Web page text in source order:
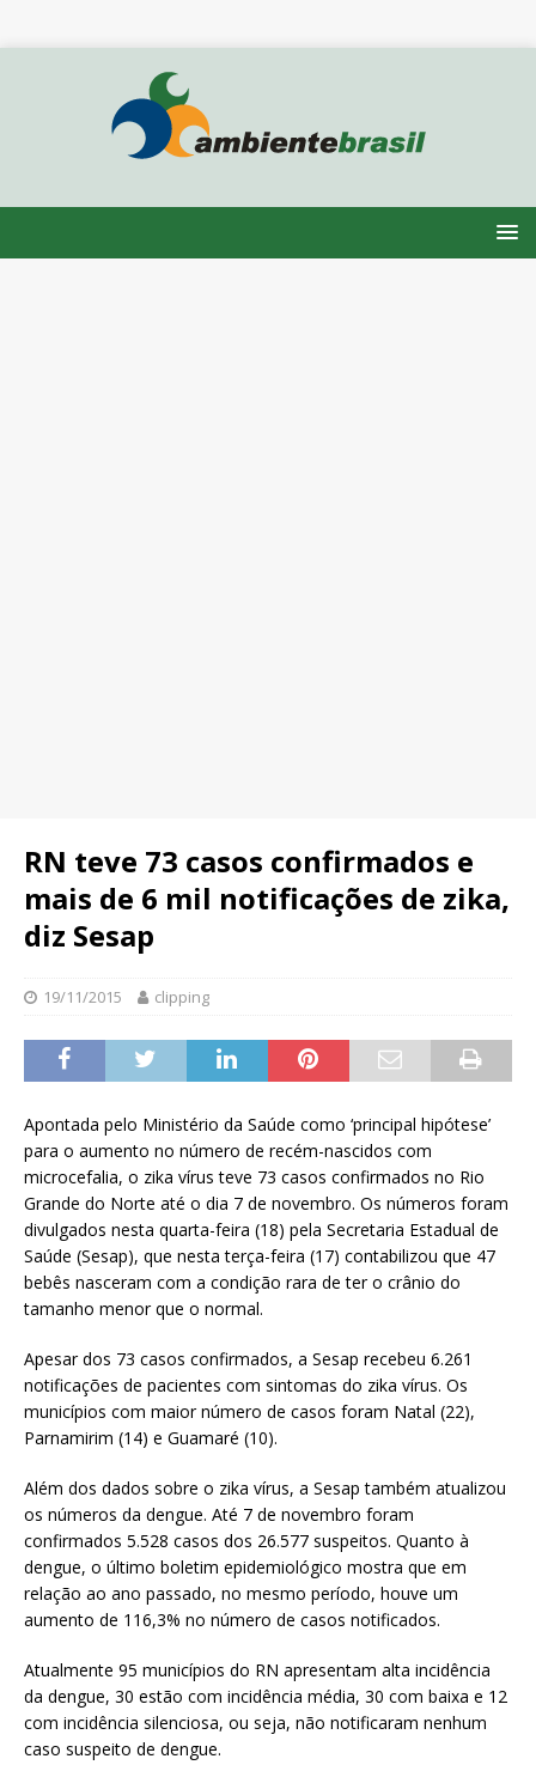
RN teve 73 casos confirmados e
mais de 6 mil notificações de zika,
diz Sesap
19/11/2015 clipping
Apontada pelo Ministério da Saúde como ‘principal hipótese’
para o aumento no número de recém-nascidos com
microcefalia, o zika vírus teve 73 casos confirmados no Rio
Grande do Norte até o dia 7 de novembro. Os números foram
divulgados nesta quarta-feira (18) pela Secretaria Estadual de
Saúde (Sesap), que nesta terça-feira (17) contabilizou que 47
bebês nasceram com a condição rara de ter o crânio do
tamanho menor que o normal.
Apesar dos 73 casos confirmados, a Sesap recebeu 6.261
notificações de pacientes com sintomas do zika vírus. Os
municípios com maior número de casos foram Natal (22),
Parnamirim (14) e Guamaré (10).
Além dos dados sobre o zika vírus, a Sesap também atualizou
os números da dengue. Até 7 de novembro foram
confirmados 5.528 casos dos 26.577 suspeitos. Quanto à
dengue, o último boletim epidemiológico mostra que em
relação ao ano passado, no mesmo período, houve um
aumento de 116,3% no número de casos notificados.
Atualmente 95 municípios do RN apresentam alta incidência
da dengue, 30 estão com incidência média, 30 com baixa e 12
com incidência silenciosa, ou seja, não notificaram nenhum
caso suspeito de dengue.